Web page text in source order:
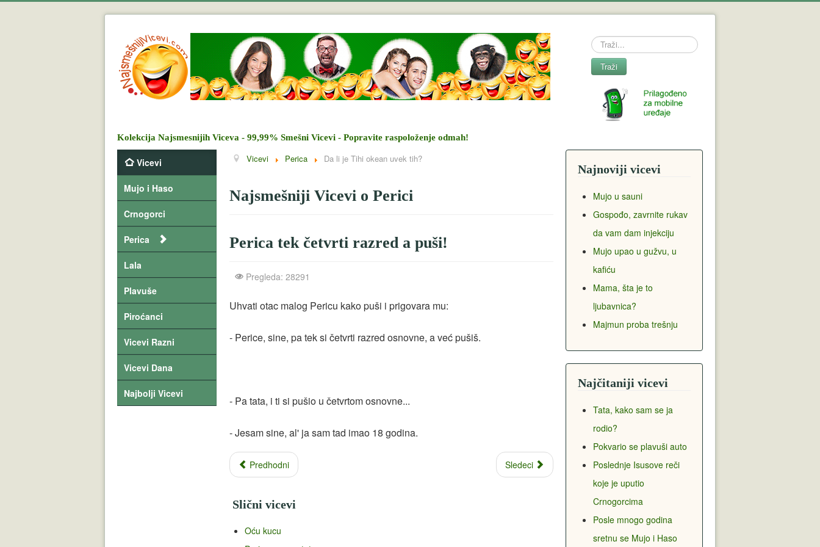
Search
Traži
Kolekcija Najsmesnijih Viceva - 99,99% Smešni Vicevi - Popravite raspoloženje odmah!
Vicevi
Mujo i Haso
Crnogorci
Perica
Lala
Plavuše
Piroćanci
Vicevi Razni
Vicevi Dana
Najbolji Vicevi
Vicevi Perica Da li je Tihi okean uvek tih?
Najsmešniji Vicevi o Perici
Perica tek četvrti razred a puši!
Pregleda: 28291
Uhvati otac malog Pericu kako puši i prigovara mu:
- Perice, sine, pa tek si četvrti razred osnovne, a već pušiš.
- Pa tata, i ti si pušio u četvrtom osnovne...
- Jesam sine, al' ja sam tad imao 18 godina.
Predhodni Sledeci
Slični vicevi
Oću kucu
Najnoviji vicevi
Mujo u sauni
Gospođo, zavrnite rukav
da vam dam injekciju
Mujo upao u gužvu, u
kafiću
Mama, šta je to
ljubavnica?
Majmun proba trešnju
Najčitaniji vicevi
Tata, kako sam se ja
rodio?
Pokvario se plavuši auto
Poslednje Isusove reči
koje je uputio
Crnogorcima
Posle mnogo godina
sretnu se Mujo i Haso